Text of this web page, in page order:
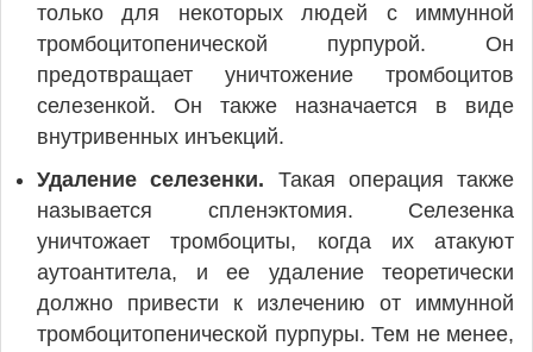
только для некоторых людей с иммунной
тромбоцитопенической пурпурой. Он
предотвращает уничтожение тромбоцитов
селезенкой. Он также назначается в виде
внутривенных инъекций.
Удаление селезенки. Такая операция также
называется спленэктомия. Селезенка
уничтожает тромбоциты, когда их атакуют
аутоантитела, и ее удаление теоретически
должно привести к излечению от иммунной
тромбоцитопенической пурпуры. Тем не менее,